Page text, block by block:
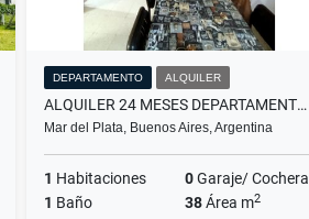
DEPARTAMENTO ALQUILER
ALQUILER 24 MESES DEPARTAMENTO 2 AMBIENTES/MAR DEL PLATA
Mar del Plata, Buenos Aires, Argentina
1 Habitaciones 0Garaje/ Cochera
1 Baño 38Área m2